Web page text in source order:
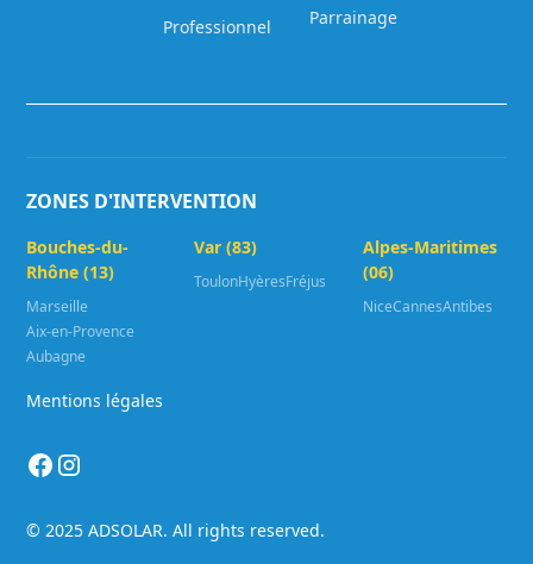
Professionnel
Parrainage
ZONES D'INTERVENTION
Bouches-du-
Rhône (13)
Marseille
Aix-en-Provence
Aubagne
Var (83)
ToulonHyèresFréjus
Alpes-Maritimes
(06)
NiceCannesAntibes
© 2025 ADSOLAR. All rights reserved.
Mentions légales